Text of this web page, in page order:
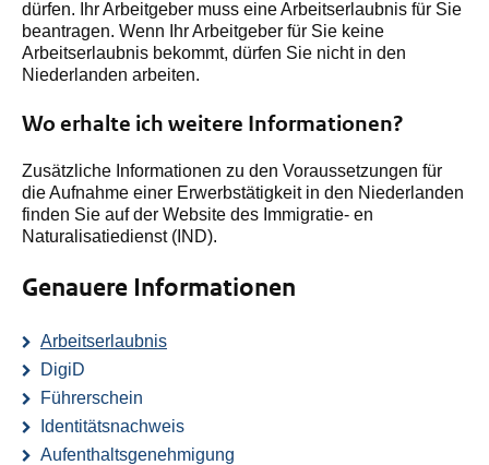
dürfen. Ihr Arbeitgeber muss eine Arbeitserlaubnis für Sie
beantragen. Wenn Ihr Arbeitgeber für Sie keine
Arbeitserlaubnis bekommt, dürfen Sie nicht in den
Niederlanden arbeiten.
Wo erhalte ich weitere Informationen?
Zusätzliche Informationen zu den Voraussetzungen für
die Aufnahme einer Erwerbstätigkeit in den Niederlanden
finden Sie auf der Website des Immigratie- en
Naturalisatiedienst(IND).
Genauere Informationen
Arbeitserlaubnis
DigiD
Führerschein
Identitätsnachweis
Aufenthaltsgenehmigung